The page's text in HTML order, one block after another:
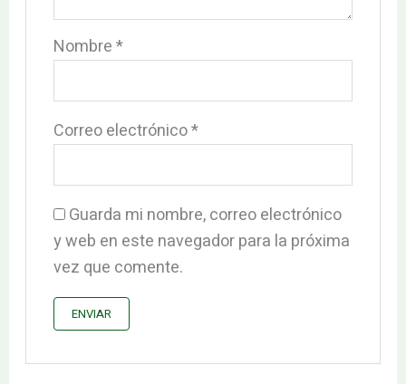
Nombre*
Correo electrónico*
Guarda mi nombre, correo electrónico
y web en este navegador para la próxima
vez que comente.